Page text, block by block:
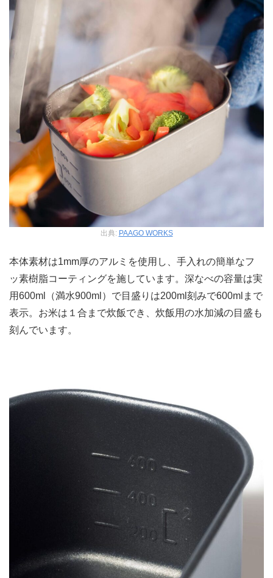
出典: PAAGO WORKS
本体素材は1mm厚のアルミを使用し、手入れの簡単なフ
ッ素樹脂コーティングを施しています。深なべの容量は実
用600ml（満水900ml）で目盛りは200ml刻みで600mlまで
表示。お米は１合まで炊飯でき、炊飯用の水加減の目盛も
刻んでいます。